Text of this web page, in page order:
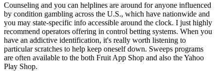
Counseling and you can helplines are around for anyone influenced
by condition gambling across the U.S., which have nationwide and
you may state-specific info accessible around the clock. I just highly
recommend operators offering in control betting systems. When you
have an addictive identification, it's really worth listening to
particular scratches to help keep oneself down. Sweeps programs
are often available to the both Fruit App Shop and also the Yahoo
Play Shop.